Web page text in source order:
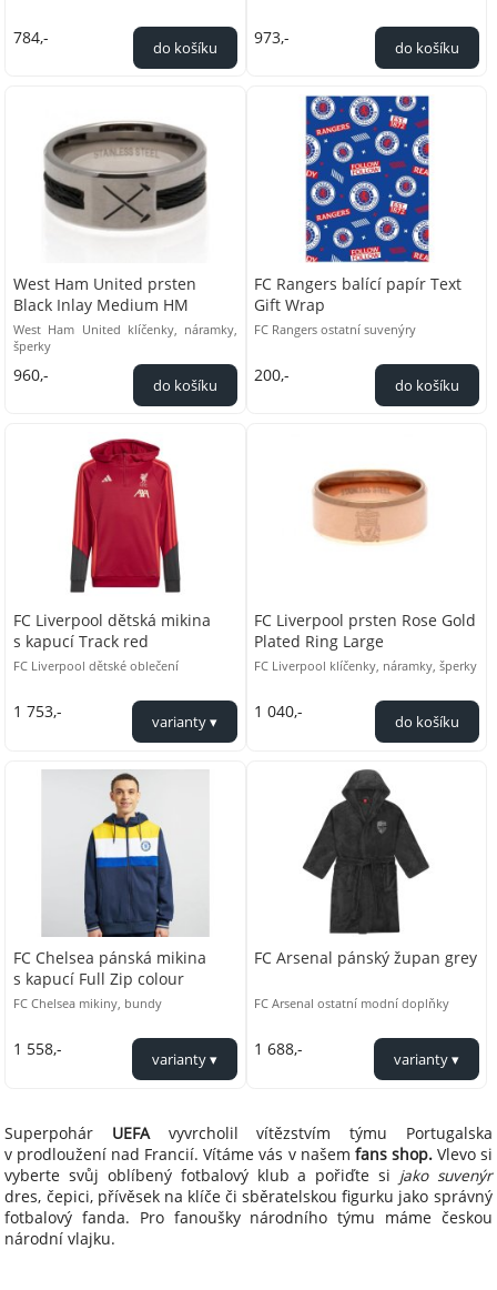
784,- 973,-
West Ham United prsten
Black Inlay Medium HM
West Ham United klíčenky, náramky,
šperky
960,-
FC Rangers balící papír Text
Gift Wrap
FC Rangers ostatní suvenýry
200,-
FC Liverpool dětská mikina
s kapucí Track red
FC Liverpool dětské oblečení
1 753,-
FC Liverpool prsten Rose Gold
Plated Ring Large
FC Liverpool klíčenky, náramky, šperky
1 040,-
FC Chelsea pánská mikina
s kapucí Full Zip colour
FC Chelsea mikiny, bundy
1 558,-
FC Arsenal pánský župan grey
FC Arsenal ostatní modní doplňky
1 688,-
Superpohár UEFA vyvrcholil vítězstvím týmu Portugalska
v prodloužení nad Francií. Vítáme vás v našem fans shop.Vlevo si
vyberte svůj oblíbený fotbalový klub a pořiďte si jako suvenýr
dres, čepici, přívěsek na klíče či sběratelskou figurku jako správný
fotbalový fanda. Pro fanoušky národního týmu máme českou
národní vlajku.